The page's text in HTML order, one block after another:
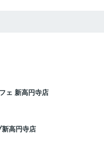
ェ 新高円寺店
新高円寺店